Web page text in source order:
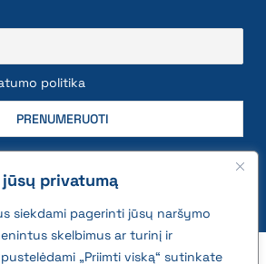
privatumą
siekdami pagerinti jūsų naršymo
skelbimus ar turinį ir
„Priimti viską“ sutinkate
politika
| VĮ Žemės ūkio duomenų